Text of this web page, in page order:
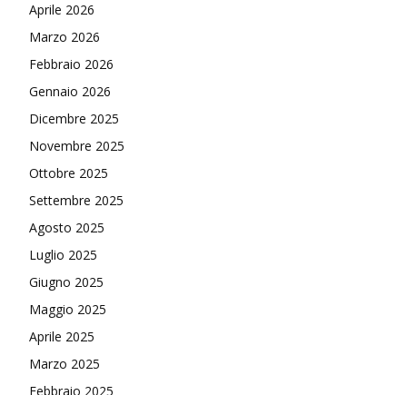
Aprile 2026
Marzo 2026
Febbraio 2026
Gennaio 2026
Dicembre 2025
Novembre 2025
Ottobre 2025
Settembre 2025
Agosto 2025
Luglio 2025
Giugno 2025
Maggio 2025
Aprile 2025
Marzo 2025
Febbraio 2025